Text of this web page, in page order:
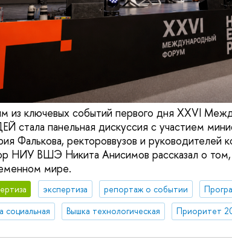
из ключевых событий первого дня XXVI
стала панельная дискуссия с участием
Фалькова, ректороввузов и руководителей
НИУ ВШЭ Никита Анисимов рассказал о том,
мире.
экспертиза репортаж о событии
социальная
Вышка технологическая Приоритет